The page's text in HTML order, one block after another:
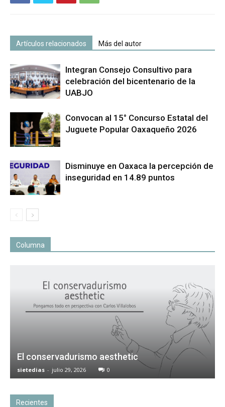
Artículos relacionados Más del autor
Integran Consejo Consultivo para
celebración del bicentenario de la
UABJO
Convocan al 15° Concurso Estatal del
Juguete Popular Oaxaqueño 2026
Disminuye en Oaxaca la percepción de
inseguridad en 14.89 puntos
Columna
El conservadurismo aesthetic
sietedias - julio 29, 2026 0
Recientes